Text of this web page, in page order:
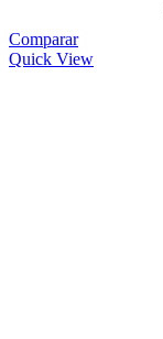
Comparar
Quick View